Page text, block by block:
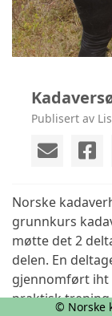
Publisert av
Norske
grunnkurs
møtte det 2
delen. En
gjennomført iht
praktisk© Norske